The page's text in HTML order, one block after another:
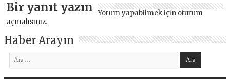
Bir yanıt yazın Yorum yapabilmek için oturum
açmalısınız.
Haber Arayın